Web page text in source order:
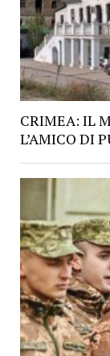
CRIMEA: IL
L’AMICO DI